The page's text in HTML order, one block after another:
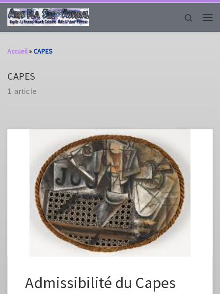
Passer au contenu
Search
Accueil»CAPES
CAPES
1 article
Admissibilité du Capes